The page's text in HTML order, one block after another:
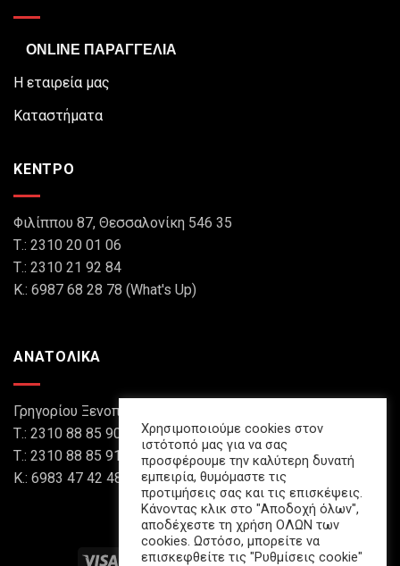
ONLINE ΠΑΡΑΓΓΕΛΙΑ
Η εταιρεία μας
Καταστήματα
ΚΕΝΤΡΟ
Φιλίππου 87, Θεσσαλονίκη 546 35
Τ.: 2310 20 01 06
Τ.: 2310 21 92 84
Κ.: 6987 68 28 78 (What's Up)
ΑΝΑΤΟΛΙΚΑ
Γρηγορίου Ξενοπούλου 8, Θεσσαλονίκη 546 45
Τ.: 2310 88 85 90
Τ.: 2310 88 85 91
Κ.: 6983 47 42 48 (What's Up)
Χρησιμοποιούμε cookies στον
ιστότοπό μας για να σας
προσφέρουμε την καλύτερη δυνατή
εμπειρία, θυμόμαστε τις
προτιμήσεις σας και τις επισκέψεις.
Κάνοντας κλικ στο "Αποδοχή όλων",
αποδέχεστε τη χρήση ΟΛΩΝ των
cookies. Ωστόσο, μπορείτε να
επισκεφθείτε τις "Ρυθμίσεις cookie"